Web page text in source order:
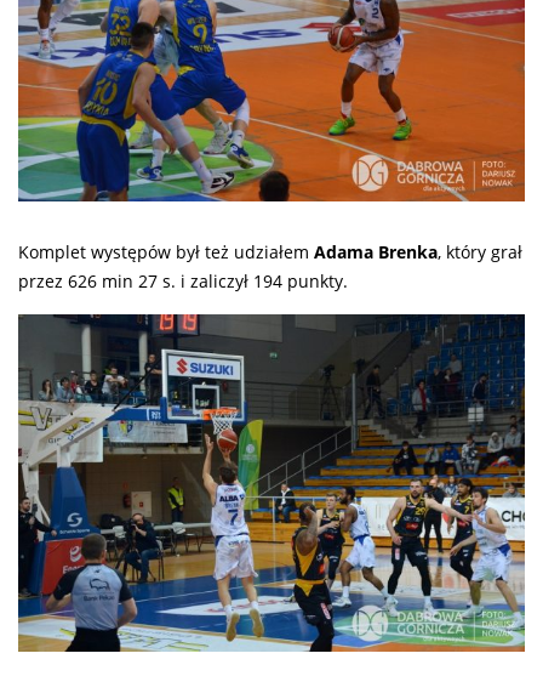
Komplet występów był też udziałem Adama Brenka, który grał
przez 626 min 27 s. i zaliczył 194 punkty.